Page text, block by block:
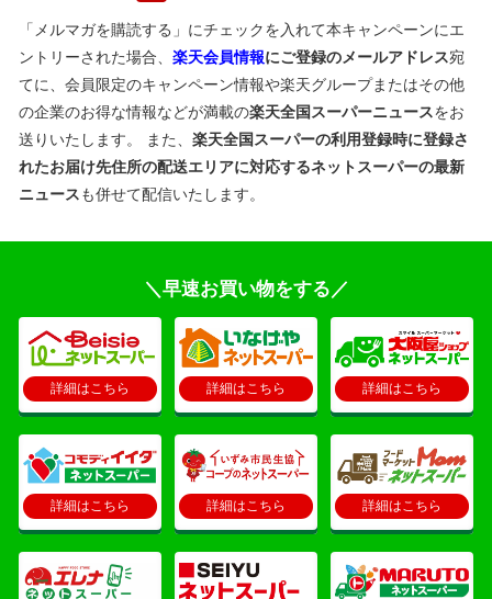
「メルマガを購読する」にチェックを入れて本キャンペーンにエ
ントリーされた場合、 楽天会員情報にご登録のメールアドレス宛
てに、会員限定のキャンペーン情報や楽天グループまたはその他
の企業のお得な情報などが満載の楽天全国スーパーニュースをお
送りいたします。 また、 楽天全国スーパーの利用登録時に登録さ
れたお届け先住所の配送エリアに対応するネットスーパーの最新
ニュースも併せて配信いたします。
＼早速お買い物をする／
詳細はこちら 詳細はこちら 詳細はこちら
詳細はこちら 詳細はこちら 詳細はこちら